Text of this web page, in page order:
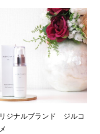
ジナルブランド ジルコ